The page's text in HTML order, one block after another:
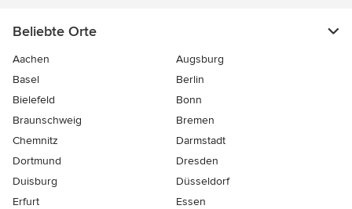
Beliebte Orte
Aachen
Augsburg
Basel
Berlin
Bielefeld
Bonn
Braunschweig
Bremen
Chemnitz
Darmstadt
Dortmund
Dresden
Duisburg
Düsseldorf
Erfurt
Essen